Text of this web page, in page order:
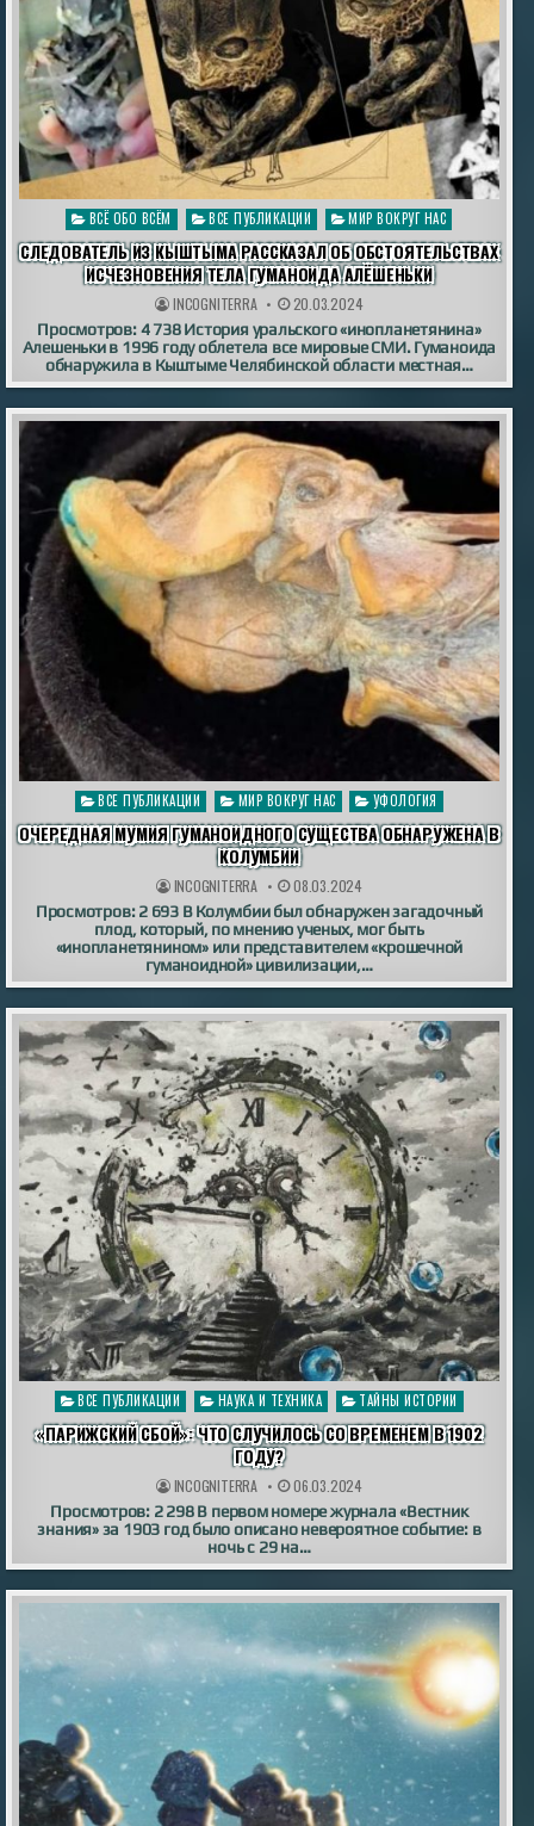
Опубликовано
в
ВСЁ ОБО ВСЁМ ВСЕ ПУБЛИКАЦИИ МИР ВОКРУГ НАС
СЛЕДОВАТЕЛЬ ИЗ КЫШТЫМА РАССКАЗАЛ ОБ ОБСТОЯТЕЛЬСТВАХ
ИСЧЕЗНОВЕНИЯ ТЕЛА ГУМАНОИДА АЛЁШЕНЬКИ
INCOGNITERRA 20.03.2024
Просмотров: 4 738 История уральского «инопланетянина»
Алешеньки в 1996 году облетела все мировые СМИ. Гуманоида
обнаружила в Кыштыме Челябинской области местная…
Опубликовано
в
ВСЕ ПУБЛИКАЦИИ МИР ВОКРУГ НАС УФОЛОГИЯ
ОЧЕРЕДНАЯ МУМИЯ ГУМАНОИДНОГО СУЩЕСТВА ОБНАРУЖЕНА В
КОЛУМБИИ
INCOGNITERRA 08.03.2024
Просмотров: 2 693 В Колумбии был обнаружен загадочный
плод, который, по мнению ученых, мог быть
«инопланетянином» или представителем «крошечной
гуманоидной» цивилизации,…
Опубликовано
в
ВСЕ ПУБЛИКАЦИИ НАУКА И ТЕХНИКА ТАЙНЫ ИСТОРИИ
«ПАРИЖСКИЙ СБОЙ»: ЧТО СЛУЧИЛОСЬ СО ВРЕМЕНЕМ В 1902
ГОДУ?
INCOGNITERRA 06.03.2024
Просмотров: 2 298 В первом номере журнала «Вестник
знания» за 1903 год было описано невероятное событие: в
ночь с 29 на…